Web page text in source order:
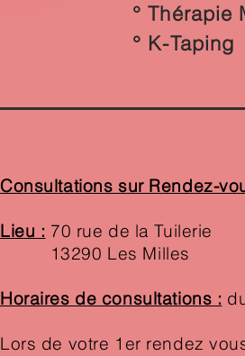
° Thérapie
° K-Taping
Consultations sur Rendez-
Lieu : 70 rue de la Tuilerie
13290 Les Milles
Horaires de consultations :
Lors de votre 1er rendez